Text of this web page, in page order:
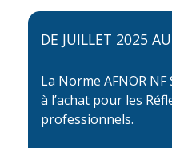
DE JUILLET 2025
La Norme AFNOR
à l’achat pour les
professionnels.